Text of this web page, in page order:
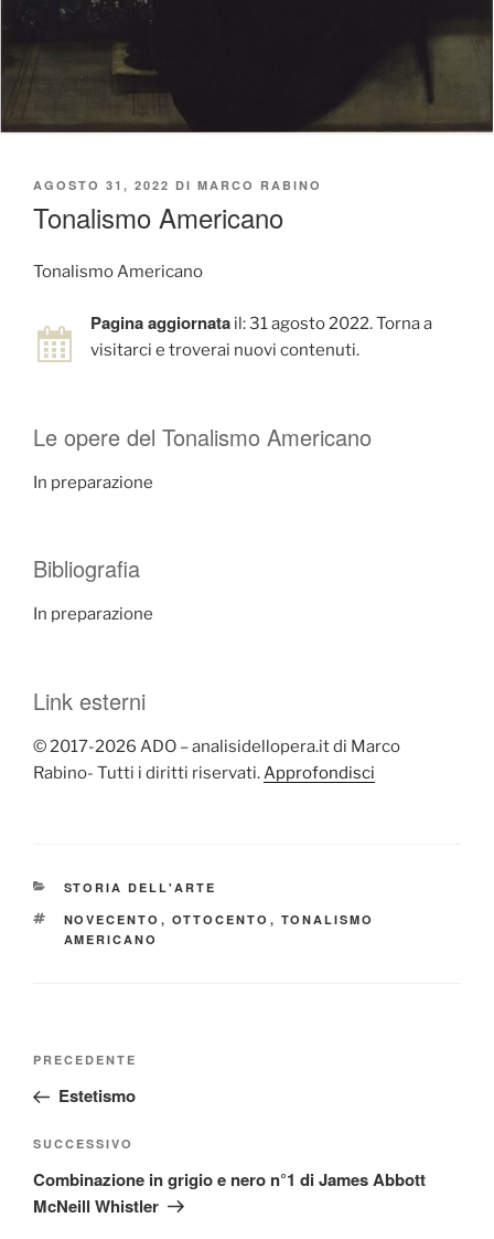
PUBBLICATO
AGOSTO 31, 2022 DI MARCO RABINO
Tonalismo Americano
Tonalismo Americano
Pagina aggiornata il: 31 agosto 2022. Torna a
visitarci e troverai nuovi contenuti.
Le opere del Tonalismo Americano
In preparazione
Bibliografia
In preparazione
Link esterni
© 2017-2026 ADO – analisidellopera.it di Marco
Rabino- Tutti i diritti riservati.Approfondisci
CATEGORIE
STORIA DELL'ARTE
TAG
NOVECENTO , OTTOCENTO , TONALISMO
AMERICANO
Navigazione
Articolo
precedente:
PRECEDENTE
Estetismo
Articolo
successivo
SUCCESSIVO
Combinazione in grigio e nero n°1 di James Abbott
McNeill Whistler